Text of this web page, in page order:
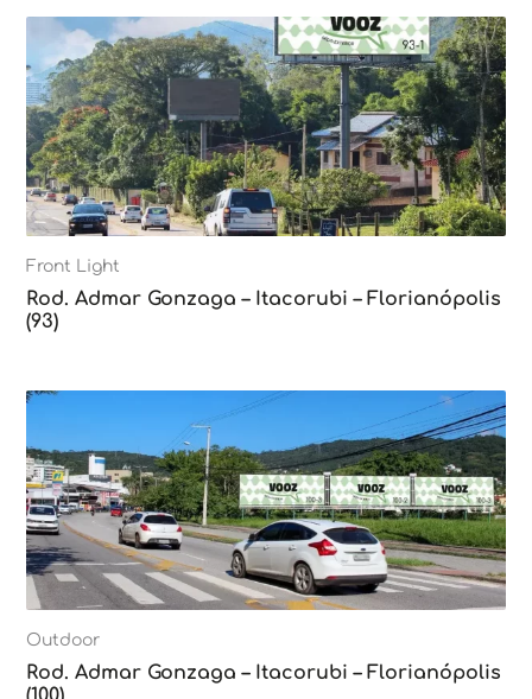
Front Light
Rod. Admar Gonzaga – Itacorubi – Florianópolis
(93)
Outdoor
Rod. Admar Gonzaga – Itacorubi – Florianópolis